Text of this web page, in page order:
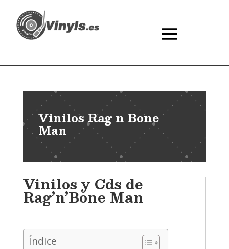
Vinilos Rag n Bone
Man
Vinilos y Cds de
Rag’n’Bone Man
Índice